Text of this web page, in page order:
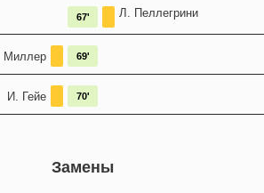
Л. Пеллегрини
67'
Миллер 69'
И. Гейе 70'
Замены